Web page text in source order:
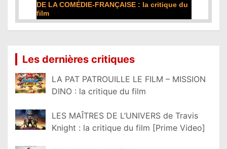
DE LA COMÉDIE-FRANÇAISE : la critique du
film
Les dernières critiques
LA PAT PATROUILLE LE FILM – MISSION
DINO : la critique du film
LES MAÎTRES DE L’UNIVERS de Travis
Knight : la critique du film [Prime Video]